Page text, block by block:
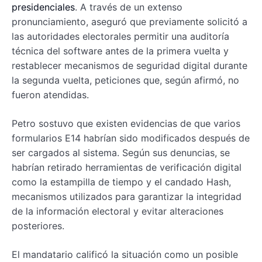
presidenciales. A través de un extenso
pronunciamiento, aseguró que previamente solicitó a
las autoridades electorales permitir una auditoría
técnica del software antes de la primera vuelta y
restablecer mecanismos de seguridad digital durante
la segunda vuelta, peticiones que, según afirmó, no
fueron atendidas.
Petro sostuvo que existen evidencias de que varios
formularios E14 habrían sido modificados después de
ser cargados al sistema. Según sus denuncias, se
habrían retirado herramientas de verificación digital
como la estampilla de tiempo y el candado Hash,
mecanismos utilizados para garantizar la integridad
de la información electoral y evitar alteraciones
posteriores.
El mandatario calificó la situación como un posible